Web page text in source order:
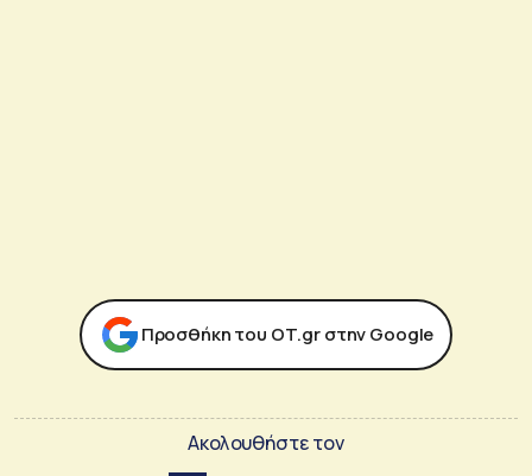
Προσθήκη του ΟΤ.gr στην Google
Ακολουθήστε τον